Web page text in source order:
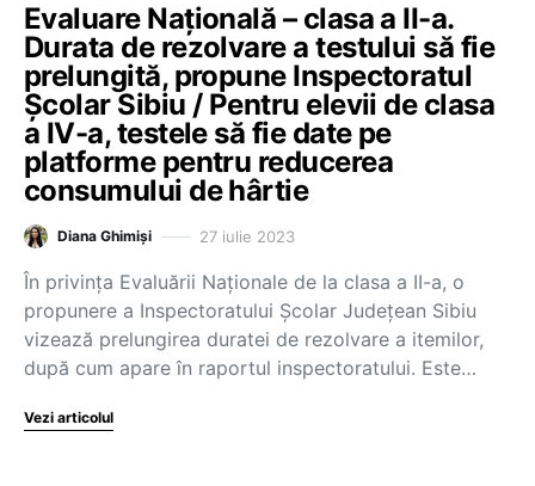
Evaluare Națională – clasa a II-a.
Durata de rezolvare a testului să fie
prelungită, propune Inspectoratul
Școlar Sibiu / Pentru elevii de clasa
a IV-a, testele să fie date pe
platforme pentru reducerea
consumului de hârtie
Diana Ghimiși 27 iulie 2023
În privința Evaluării Naționale de la clasa a II-a, o
propunere a Inspectoratului Școlar Județean Sibiu
vizează prelungirea duratei de rezolvare a itemilor,
după cum apare în raportul inspectoratului. Este…
Vezi articolul